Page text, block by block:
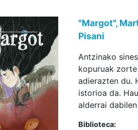
"Margot",
Pisani
Antzinako
kopuruak
adierazten du.
istorioa da.
alderrai
Biblioteca: